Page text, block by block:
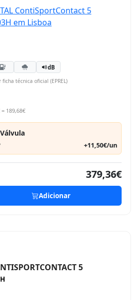
dB
ficha técnica oficial (EPREL)
189,68€
+11,50€/un
379,36€
Adicionar
5